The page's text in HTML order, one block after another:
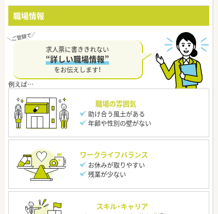
職場情報
求人票に書ききれない
“詳しい職場情報”
をお伝えします！
職場の雰囲気
助け合う風土がある
年齢や性別の壁がない
ワークライフバランス
お休みが取りやすい
残業が少ない
スキル・キャリア